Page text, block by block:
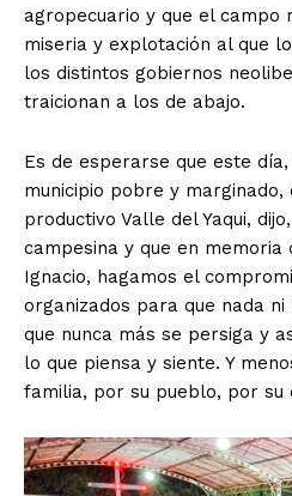
agropecuario y que el campo
miseria y explotación al que
los distintos gobiernos
traicionan a los de abajo.
Es de esperarse que este
municipio pobre y
productivo Valle del Yaqui,
campesina y que en memoria
Ignacio, hagamos el
organizados para que nada ni
que nunca más se persiga y
lo que piensa y siente. Y
familia, por su pueblo, por su